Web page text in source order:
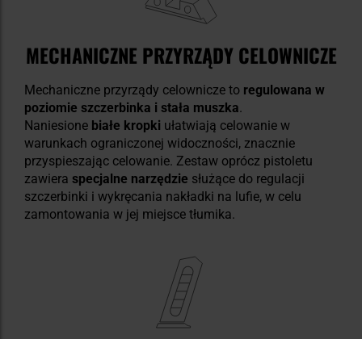
MECHANICZNE PRZYRZĄDY CELOWNICZE
Mechaniczne przyrządy celownicze to regulowana w
poziomie szczerbinka i stała muszka.
Naniesione białe kropki ułatwiają celowanie w
warunkach ograniczonej widoczności, znacznie
przyspieszając celowanie. Zestaw oprócz pistoletu
zawiera specjalne narzędzie służące do regulacji
szczerbinki i wykręcania nakładki na lufie, w celu
zamontowania w jej miejsce tłumika.